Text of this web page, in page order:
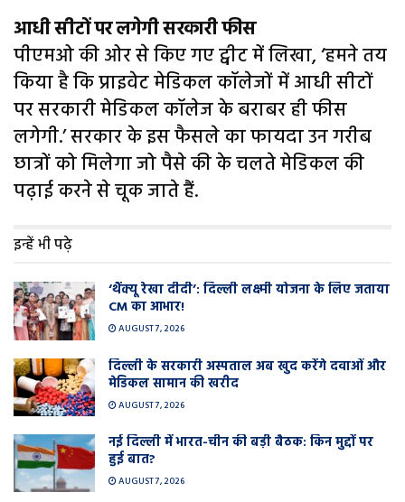
आधी सीटों पर लगेगी सरकारी फीस
पीएमओ की ओर से किए गए ट्वीट में लिखा, ‘हमने तय
किया है कि प्राइवेट मेडिकल कॉलेजों में आधी सीटों
पर सरकारी मेडिकल कॉलेज के बराबर ही फीस
लगेगी.’ सरकार के इस फैसले का फायदा उन गरीब
छात्रों को मिलेगा जो पैसे की के चलते मेडिकल की
पढ़ाई करने से चूक जाते हैं.
इन्हें भी पढ़े
‘थैंक्यू रेखा दीदी’: दिल्ली लक्ष्मी योजना के लिए जताया
CM का आभार!
AUGUST 7, 2026
दिल्ली के सरकारी अस्पताल अब खुद करेंगे दवाओं और
मेडिकल सामान की खरीद
AUGUST 7, 2026
नई दिल्ली में भारत-चीन की बड़ी बैठक: किन मुद्दों पर
हुई बात?
AUGUST 7, 2026